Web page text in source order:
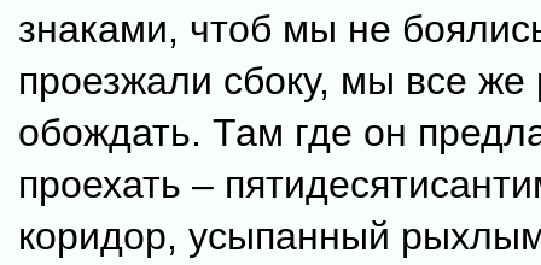
знаками, чтоб мы не
проезжали сбоку, мы все
обождать. Там где он
проехать –
коридор, усыпанный